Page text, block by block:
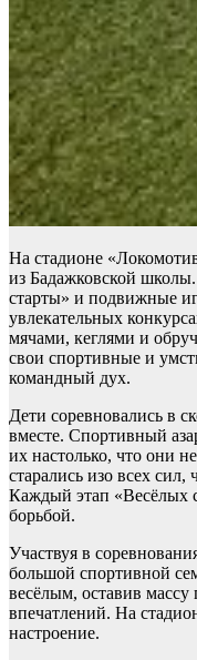
На стадионе
из Бадажковской
старты» и подвижные
увлекательных
мячами, кеглями и
свои спортивные и
командный дух.
Дети соревновались в
вместе. Спортивный
их настолько, что они
старались изо всех
Каждый этап «Весёлых
борьбой.
Участвуя в
большой спортивной
весёлым, оставив
впечатлений. На
настроение.